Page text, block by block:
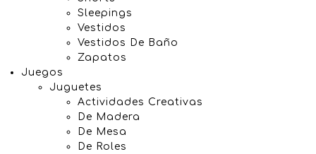
Sleepings
Vestidos
Vestidos De Baño
Zapatos
Juegos
Juguetes
Actividades Creativas
De Madera
De Mesa
De Roles